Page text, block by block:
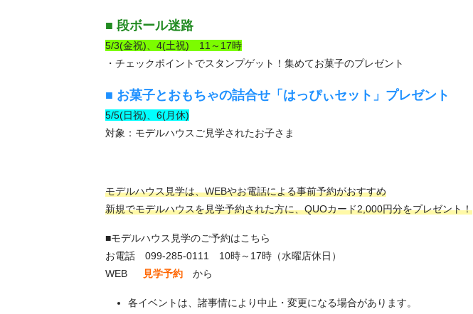
■ 段ボール迷路
5/3(金祝)、4(土祝) 11～17時
・チェックポイントでスタンプゲット！集めてお菓子のプレゼント
■ お菓子とおもちゃの詰合せ「はっぴぃセット」プレゼント
5/5(日祝)、6(月休)
対象：モデルハウスご見学されたお子さま
モデルハウス見学は、WEBやお電話による事前予約がおすすめ
新規でモデルハウスを見学予約された方に、QUOカード2,000円分をプレゼント！
■モデルハウス見学のご予約はこちら
お電話 099-285-0111 10時～17時（水曜店休日）
WEB
見学予約から
各イベントは、諸事情により中止・変更になる場合があります。